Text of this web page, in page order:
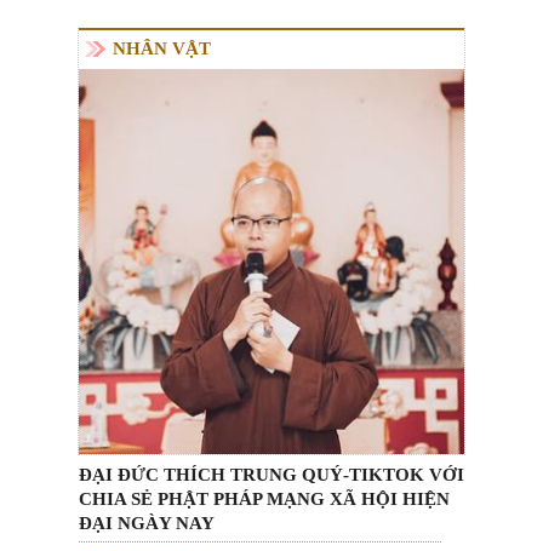
NHÂN VẬT
ĐẠI ĐỨC THÍCH TRUNG QUÝ-TIKTOK VỚI
CHIA SẺ PHẬT PHÁP MẠNG XÃ HỘI HIỆN
ĐẠI NGÀY NAY